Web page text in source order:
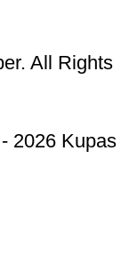
All Rights
2026 Kupas